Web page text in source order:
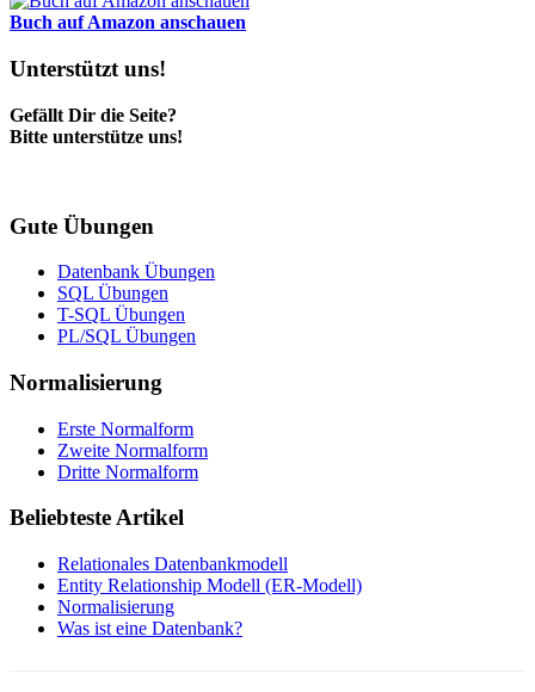
Buch auf Amazon anschauen
Unterstützt uns!
Gefällt Dir die Seite?
Bitte unterstütze uns!
Gute Übungen
Datenbank Übungen
SQL Übungen
T-SQL Übungen
PL/SQL Übungen
Normalisierung
Erste Normalform
Zweite Normalform
Dritte Normalform
Beliebteste Artikel
Relationales Datenbankmodell
Entity Relationship Modell (ER-Modell)
Normalisierung
Was ist eine Datenbank?